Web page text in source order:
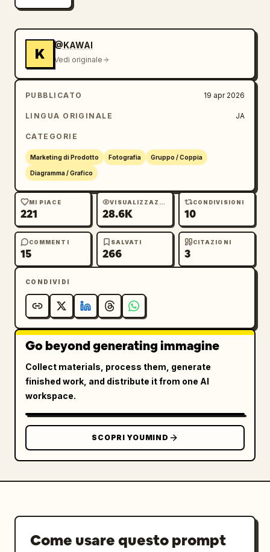
clienti target.
# Impressione
K
@KAWAI
Vedi originale
PUBBLICATO 19 apr 2026
LINGUA ORIGINALE JA
CATEGORIE
Marketing di Prodotto Fotografia Gruppo / Coppia
Diagramma / Grafico
MI PIACE
221
VISUALIZZAZIONI
28.6K
CONDIVISIONI
10
COMMENTI
15
SALVATI
266
CITAZIONI
3
CONDIVIDI
Go beyond generating immagine
Collect materials, process them, generate
finished work, and distribute it from one AI
workspace.
SCOPRI YOUMIND
Come usare questo prompt